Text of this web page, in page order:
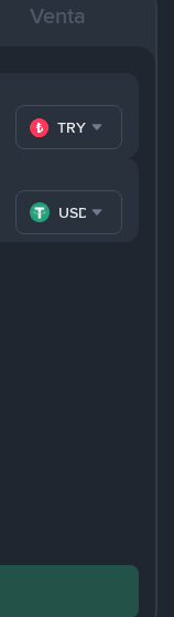
Venta
TRY
USDT